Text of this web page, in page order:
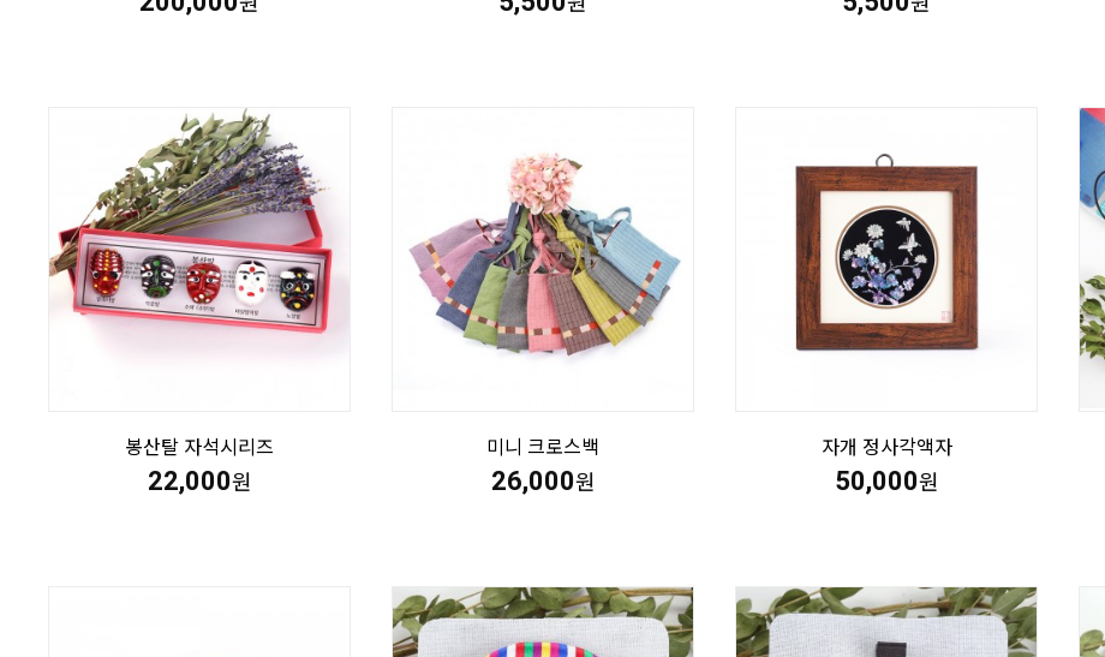
봉산탈 자석시리즈
22,000원
미니 크로스백
26,000원
자개 정사각액자
50,000원